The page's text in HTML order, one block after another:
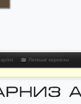
sprint Лепные карнизы